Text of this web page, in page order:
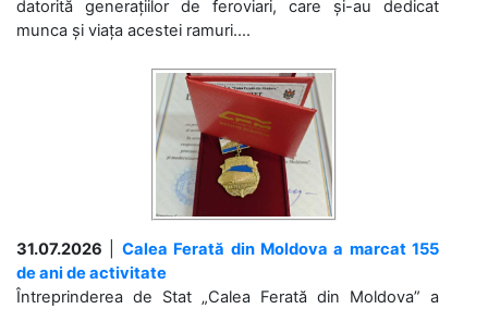
datorită generațiilor de feroviari, care și-au dedicat
munca și viața acestei ramuri....
31.07.2026
Calea Ferată din Moldova a marcat 155
de ani de activitate
Întreprinderea de Stat „Calea Ferată din Moldova” a